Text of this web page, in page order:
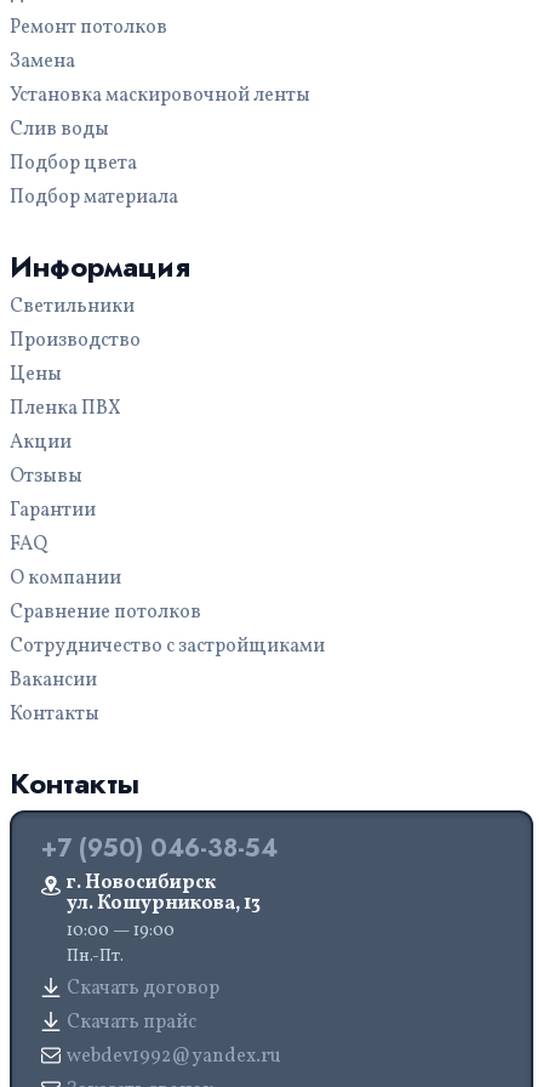
В санузел (туалет)
В комнату
В прихожую
В гостиную
В ванную
На кухню
Для бассейна
Кривые линии
С трековыми светильниками
С рисунком
Многоуровневые
Ремонт потолков
Замена
Установка маскировочной ленты
Слив воды
Подбор цвета
Подбор материала
Информация
Светильники
Производство
Цены
Пленка ПВХ
Акции
Отзывы
Гарантии
FAQ
О компании
Сравнение потолков
Сотрудничество с застройщиками
Вакансии
Контакты
Контакты
+7 (950) 046-38-54
г. Новосибирск
ул. Кошурникова, 13
10:00 — 19:00
Пн.-Пт.
Скачать договор
Скачать прайс
webdev1992@yandex.ru